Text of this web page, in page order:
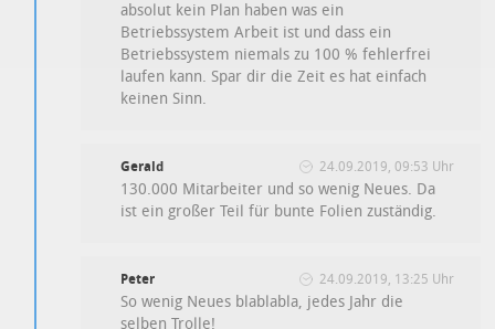
absolut kein Plan haben was ein
Betriebssystem Arbeit ist und dass ein
Betriebssystem niemals zu 100 % fehlerfrei
laufen kann. Spar dir die Zeit es hat einfach
keinen Sinn.
Gerald 24.09.2019, 09:53 Uhr
130.000 Mitarbeiter und so wenig Neues. Da
ist ein großer Teil für bunte Folien zuständig.
Peter 24.09.2019, 13:25 Uhr
So wenig Neues blablabla, jedes Jahr die
selben Trolle!